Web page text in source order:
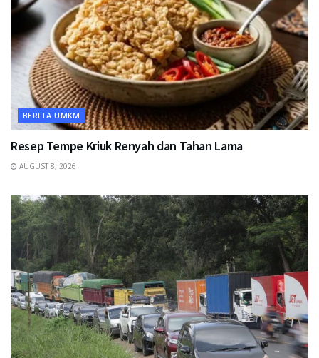
BERITA UMKM
Resep Tempe Kriuk Renyah dan Tahan Lama
AUGUST 8, 2026